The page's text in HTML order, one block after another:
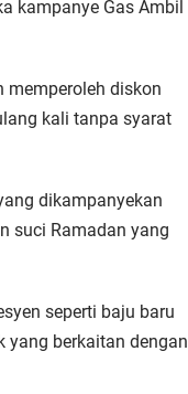
kampanye Gas Ambil
memperoleh diskon
kali tanpa syarat
dikampanyekan
suci Ramadan yang
seperti baju baru
yang berkaitan dengan